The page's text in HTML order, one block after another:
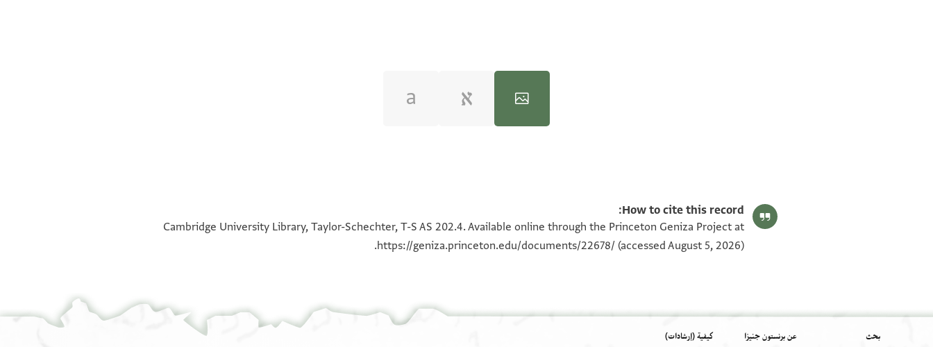
100%
100%
How to cite this record:
Cambridge University Library, Taylor-Schechter, T-S AS 202.4. Available online through the Princeton Geniza Project at
https://geniza.princeton.edu/documents/22678/ (accessed August 5, 2026).
بحث عن برنستون جنيزا كيفية (إرشادات)